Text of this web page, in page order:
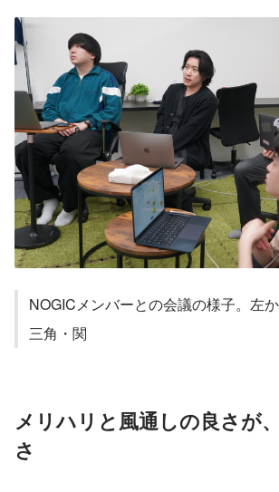
NOGICメンバーとの会議の様子。左
三角・関
メリハリと風通しの良さが
さ